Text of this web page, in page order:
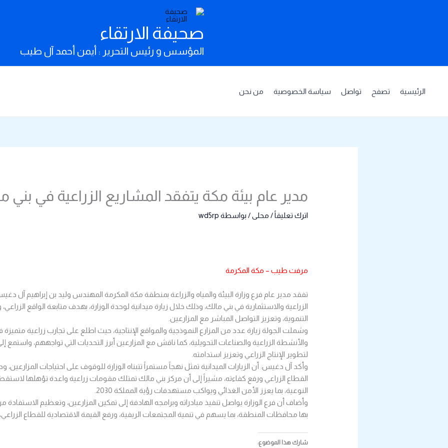
صحيفة الارتقاء
المؤسس و رئيس التحرير : أيمن أحمد آل طيب
الرئيسية تصفح تواصل سياسة الخصوصية من نحن
مدير عام بيئة مكة يتفقد المشاريع الزراعية في بني
اترك تعليقاً/ محلى/ بواسطة wd5rp
مرفت طيب – مكة المكرمة
تفقد مدير عام فرع وزارة البيئة والمياه والزراعة بمنطقة مكة المكرمة المهندس وليد بن إبراهيم آل
الزراعية والاستثمارية في بني مالك، وذلك خلال زيارة ميدانية لوحدة الوزارة، بهدف متابعة الواقع
التنموية، وتعزيز التواصل المباشر مع المزارعين.
وشملت الجولة زيارة عدد من المزارع النموذجية والمواقع الإنتاجية، حيث اطلع على تجارب زراعية متميزة
والأنشطة الزراعية والصناعات التحويلية، كما ناقش مع المزارعين أبرز التحديات التي تواجههم، واستمع
لتطوير الإنتاج الزراعي وتعزيز استدامته.
وأكد آل دغيس: أن الزيارات الميدانية تمثل نهجاً مستمراً تتبناه الوزارة للوقوف على احتياجات
القطاع الزراعي ورفع كفاءته، مشيراً إلى أن مركز بني مالك تمتلك مقومات زراعية واعدة تؤهلها
النوعية، بما يعزز الأمن الغذائي ويواكب مستهدفات رؤية المملكة 2030.
وأضاف أن فرع الوزارة يواصل تنفيذ مبادراته وبرامجه الهادفة إلى تمكين المزارعين، وتعظيم الاستفادة من
بها محافظات المنطقة، بما يسهم في تنمية المجتمعات الريفية، ورفع القيمة الاقتصادية للقطاع
شارك هذا الموضوع: